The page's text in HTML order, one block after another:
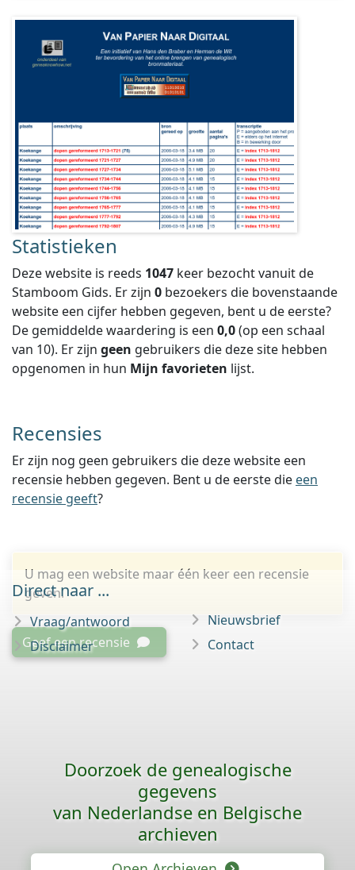
Statistieken
Deze website is reeds 1047 keer bezocht vanuit de
Stamboom Gids. Er zijn 0 bezoekers die bovenstaande
website een cijfer hebben gegeven, bent u de eerste?
De gemiddelde waardering is een 0,0(op een schaal
van 10). Er zijn geen gebruikers die deze site hebben
opgenomen in hun Mijn favorieten lijst.
Recensies
Er zijn nog geen gebruikers die deze website een
recensie hebben gegeven. Bent u de eerste die een
recensie geeft?
U mag een website maar één keer een recensie
geven.
Geef een recensie
Direct naar ...
Vraag/antwoord
Disclaimer
Nieuwsbrief
Contact
Doorzoek de genealogische
gegevens
van Nederlandse en Belgische
archieven